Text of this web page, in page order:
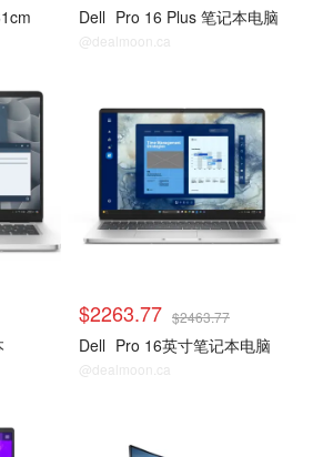
Dell Pro 16 Plus 笔记本电脑
@dealmoon.ca
$2263.77 $2463.77
Dell Pro 16英寸笔记本电脑
@dealmoon.ca